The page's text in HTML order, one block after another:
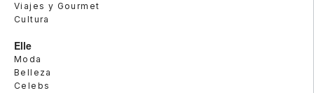
Viajes y Gourmet
Cultura
Elle
Moda
Belleza
Celebs